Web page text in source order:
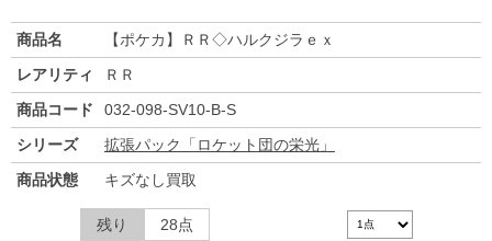
商品名
【ポケカ】ＲＲ◇ハルクジラｅｘ
レアリティ
ＲＲ
商品コード
032-098-SV10-B-S
シリーズ
拡張パック「ロケット団の栄光」
商品状態
キズなし買取
残り 28点